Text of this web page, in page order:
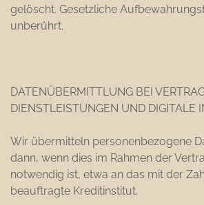
gelöscht. Gesetzliche
unberührt.
DATENÜBERMITTLUNG BEI
DIENSTLEISTUNGEN UND DIGITALE
Wir übermitteln personenbezogene
dann, wenn dies im Rahmen der
notwendig ist, etwa an das mit der
beauftragte Kreditinstitut.